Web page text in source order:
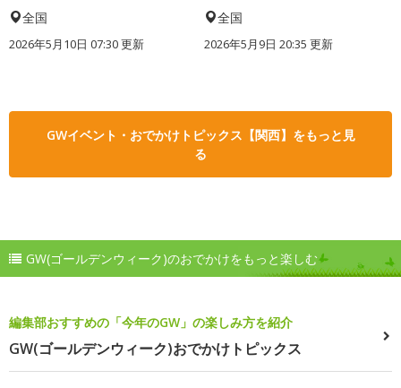
全国
2026年5月10日 07:30 更新
全国
2026年5月9日 20:35 更新
GWイベント・おでかけトピックス【関西】をもっと見
る
GW(ゴールデンウィーク)のおでかけをもっと楽しむ
編集部おすすめの「今年のGW」の楽しみ方を紹介
GW(ゴールデンウィーク)おでかけトピックス